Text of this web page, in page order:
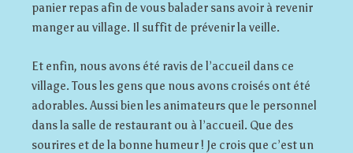
panier repas afin de vous balader sans avoir à revenir
manger au village. Il suffit de prévenir la veille.
Et enfin, nous avons été ravis de l’accueil dans ce
village. Tous les gens que nous avons croisés ont été
adorables. Aussi bien les animateurs que le personnel
dans la salle de restaurant ou à l’accueil. Que des
sourires et de la bonne humeur ! Je crois que c’est un